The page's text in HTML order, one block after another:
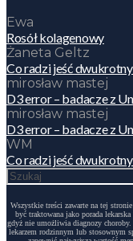
Ewa
Rosół kolagenowy
Żaneta Geltz
Co radzi jeść dwukrotny
mirosław mastej
D3 error – badacze z
mirosław mastej
D3 error – badacze z
WM
Co radzi jeść dwukrotny
Wszystkie treści zawarte na tej
być traktowana jako porada
gdyż nie umożliwia diagnozy
lekarzem rodzinnym lub stosownym